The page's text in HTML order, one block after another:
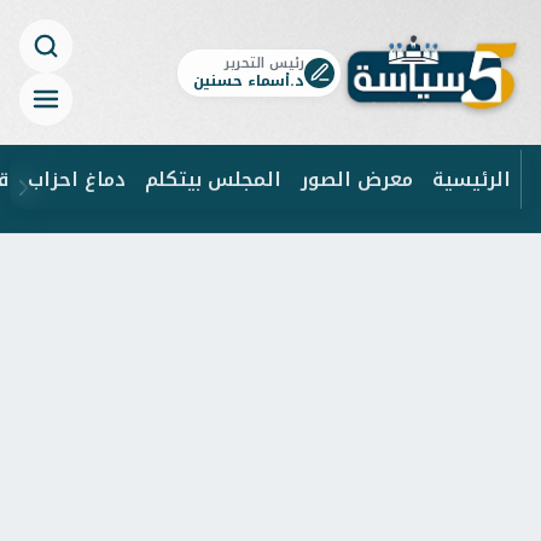
رئيس التحرير
د.أسماء حسنين
الرئيسية معرض الصور المجلس بيتكلم دماغ احزاب